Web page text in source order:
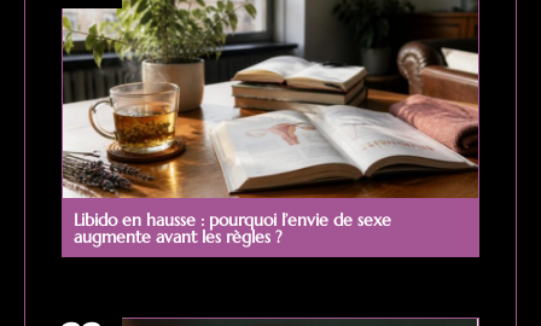
Libido en hausse : pourquoi l’envie de sexe
augmente avant les règles ?